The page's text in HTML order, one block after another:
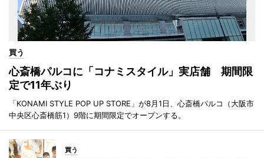
買う
心斎橋パルコに「コナミスタイル」実店舗 期間限
定で11年ぶり
「KONAMI STYLE POP UP STORE」が8月1日、心斎橋パルコ（大阪市
中央区心斎橋筋1）9階に期間限定でオープンする。
買う